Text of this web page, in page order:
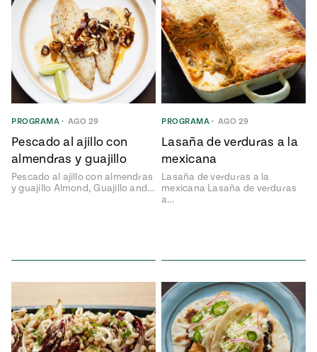
elote
Verano
a la
Parrilla
la
temporada
de maíz
Pati’s
S14
1409:
en Mi
Mexican
Table
Pati Jinich
Panamericana
ENGLISH• ESPAÑOL
PROGRAMA • AGO 29
Pescado al ajillo con
almendras y guajillo
Pescado al ajillo con almendras
y guajillo Almond, Guajillo and…
PROGRAMA • AGO 29
Lasaña de verduras a la
mexicana
Lasaña de verduras a la
mexicana Lasaña de verduras
a…